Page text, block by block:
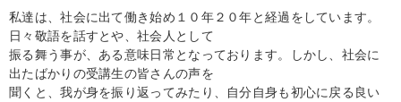
私達は、社会に出て働き始め１０年２０年と経過をしています。
日々敬語を話すとや、社会人として
振る舞う事が、ある意味日常となっております。しかし、社会に
出たばかりの受講生の皆さんの声を
聞くと、我が身を振り返ってみたり、自分自身も初心に戻る良い